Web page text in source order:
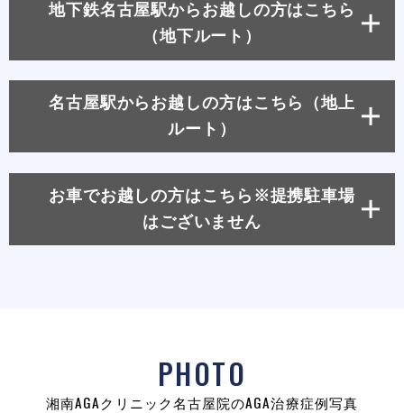
地下鉄名古屋駅からお越しの方はこちら
（地下ルート）
名古屋駅からお越しの方はこちら（地上
ルート）
お車でお越しの方はこちら※提携駐車場
はございません
PHOTO
湘南AGAクリニック名古屋院のAGA治療症例写真